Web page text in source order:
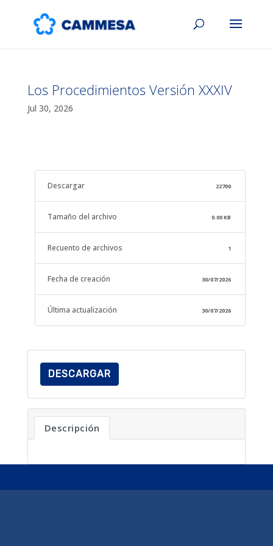
Los Procedimientos Versión XXXIV
Jul 30, 2026
Descargar 22700
Tamaño del archivo 0.00 KB
Recuento de archivos 1
Fecha de creación 30/07/2026
Última actualización 30/07/2026
DESCARGAR
Descripción